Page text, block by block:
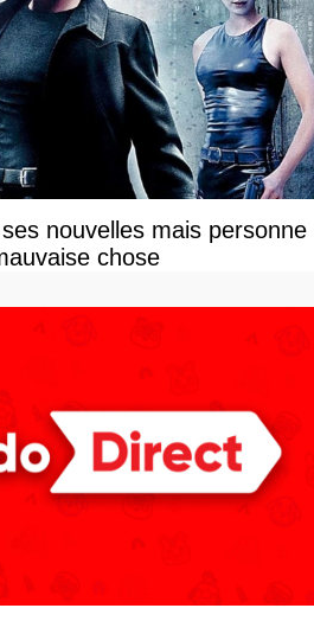
nouvelles mais personne
chose